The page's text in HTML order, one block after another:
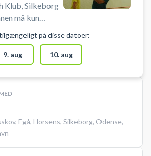
Klub, Silkeborg
må kun
Lyset
10 min
på disse datoer:
9. aug 10. aug
, Egå, Horsens, Silkeborg, Odense,